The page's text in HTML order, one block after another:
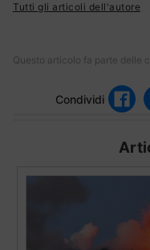
Tutti gli articoli dell'autore
Questo articolo fa parte delle
Condividi